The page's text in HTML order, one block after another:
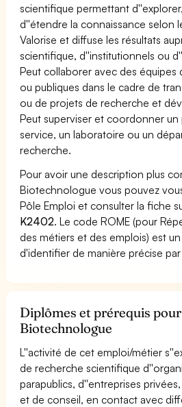
scientifique permettant
d''étendre la connaissance selon
Valorise et diffuse les résultats
scientifique, d''institutionnels ou
Peut collaborer avec des équipes
ou publiques dans le cadre de
ou de projets de recherche et
Peut superviser et coordonner
service, un laboratoire ou un
recherche.
Pour avoir une description plus
Biotechnologue vous pouvez
Pôle Emploi et consulter la fiche
K2402. Le code ROME (pour
des métiers et des emplois) est
d'identifier de manière précise
Diplômes et prérequis
Biotechnologue
L''activité de cet emploi/métier
de recherche scientifique
parapublics, d''entreprises
et de conseil, en contact avec